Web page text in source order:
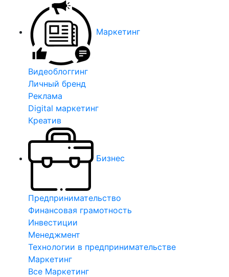
Маркетинг
Видеоблоггинг
Личный бренд
Реклама
Digital маркетинг
Креатив
Бизнес
Предпринимательство
Финансовая грамотность
Инвестиции
Менеджмент
Технологии в предпринимательстве
Маркетинг
Все Маркетинг